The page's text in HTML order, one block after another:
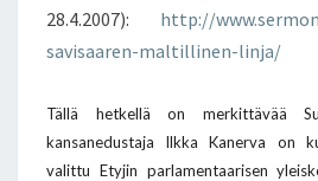
28.4.2007): http://
savisaaren-maltillinen-linja/
Tällä hetkellä on merkittävää
kansanedustaja Ilkka Kanerva on
valittu Etyjin parlamentaarisen